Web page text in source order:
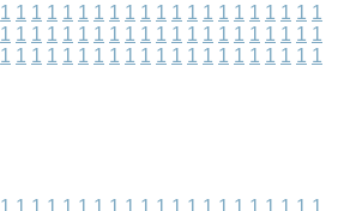
1 1 1 1 1 1 1 1 1 1 1 1 1 1 1 1 1 1 1 1 1
1 1 1 1 1 1 1 1 1 1 1 1 1 1 1 1 1 1 1 1 1
1 1 1 1 1 1 1 1 1 1 1 1 1 1 1 1 1 1 1 1 1
1 1 1 1 1 1 1 1 1 1 1 1 1 1 1 1 1 1 1 1 1